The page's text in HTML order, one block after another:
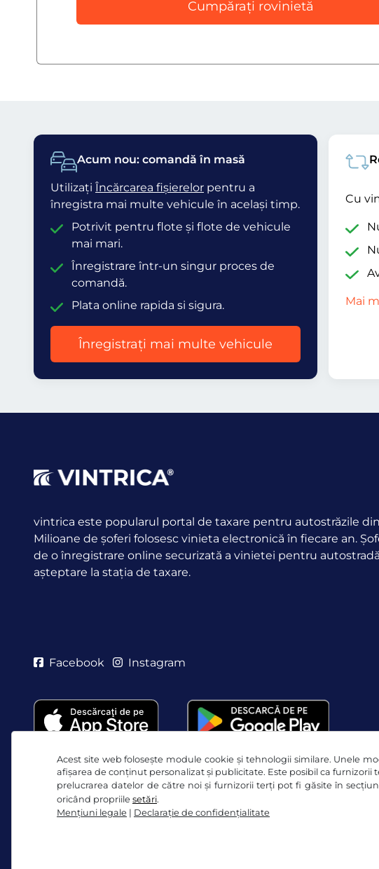
Acest site web folosește module cookie și tehnologii similare. Unele
afișarea de conținut personalizat și publicitate. Este posibil ca
prelucrarea datelor de către noi și furnizorii terți pot fi găsite în
oricând propriile setări.
Mențiuni legale | Declaraţie de confidențialitate
Cumpărați rovinietă
Acum nou: comandă în masă
Utilizați Încărcarea fișierelor pentru a
înregistra mai multe vehicule în același timp.
Potrivit pentru flote și flote de vehicule
mai mari.
Înregistrare într-un singur proces de
comandă.
Plata online rapida si sigura.
Înregistrați mai multe vehicule
Cu
Mai
vintrica este popularul portal de taxare pentru autostrăzile
Milioane de șoferi folosesc vinieta electronică în fiecare an.
de o înregistrare online securizată a vinietei pentru
așteptare la stația de taxare.
Facebook Instagram